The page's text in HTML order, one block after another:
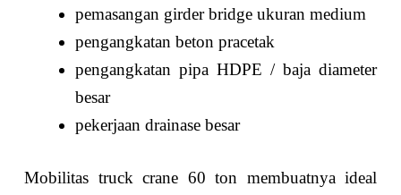
pemasangan girder bridge ukuran medium
pengangkatan beton pracetak
pengangkatan pipa HDPE / baja diameter
besar
pekerjaan drainase besar
Mobilitas truck crane 60 ton membuatnya ideal